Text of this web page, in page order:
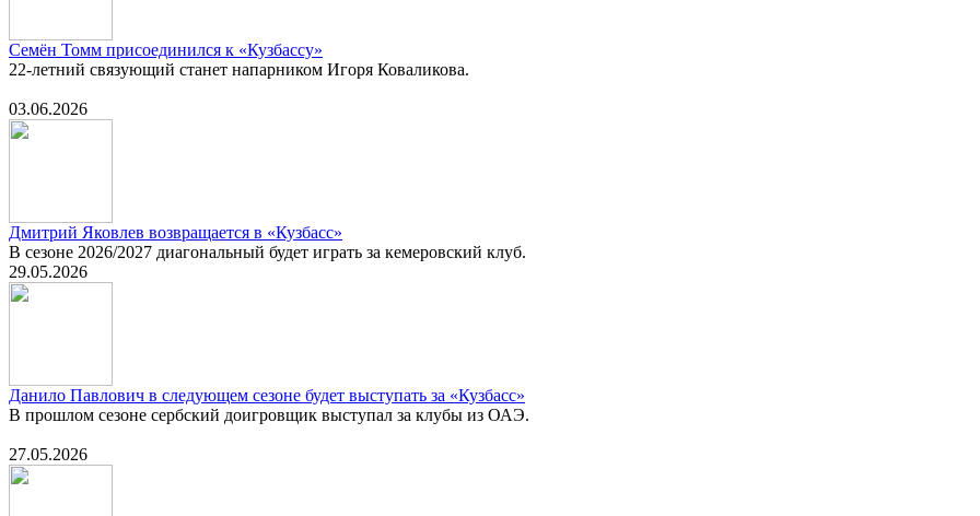
Семён Томм присоединился к «Кузбассу»
22-летний связующий станет напарником Игоря Коваликова.
03.06.2026
Дмитрий Яковлев возвращается в «Кузбасс»
В сезоне 2026/2027 диагональный будет играть за кемеровский клуб.
29.05.2026
Данило Павлович в следующем сезоне будет выступать за «Кузбасс»
В прошлом сезоне сербский доигровщик выступал за клубы из ОАЭ.
27.05.2026